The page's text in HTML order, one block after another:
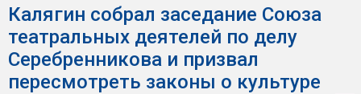
Калягин собрал заседание Союза
театральных деятелей по делу
Серебренникова и призвал
пересмотреть законы о культуре